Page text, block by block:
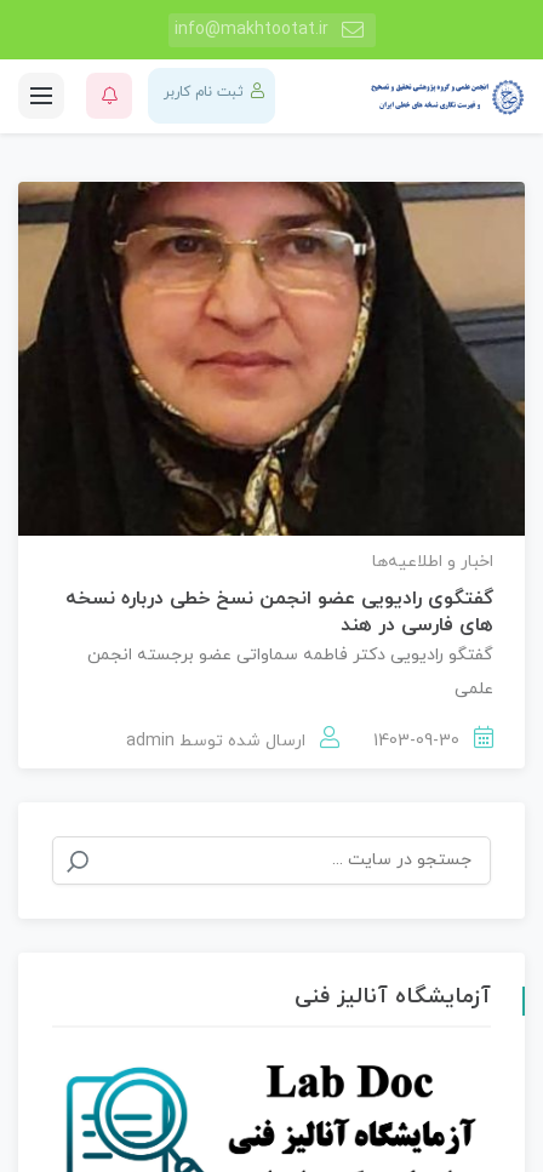
info@makhtootat.ir
ثبت نام کاربر
اخبار و اطلاعیه‌ها
گفتگوی رادیویی عضو انجمن نسخ خطی درباره نسخه
های فارسی در هند
گفتگو رادیویی دکتر فاطمه سماواتی عضو برجسته انجمن
علمی
ارسال شده توسط admin
جستجو
برای:
آزمایشگاه آنالیز فنی